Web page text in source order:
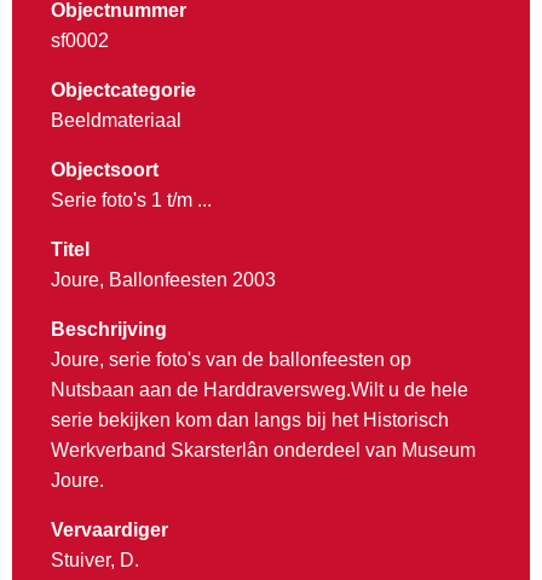
Objectnummer
sf0002
Objectcategorie
Beeldmateriaal
Objectsoort
Serie foto's 1 t/m ...
Titel
Joure, Ballonfeesten 2003
Beschrijving
Joure, serie foto's van de ballonfeesten op
Nutsbaan aan de Harddraversweg.Wilt u de hele
serie bekijken kom dan langs bij het Historisch
Werkverband Skarsterlân onderdeel van Museum
Joure.
Vervaardiger
Stuiver, D.